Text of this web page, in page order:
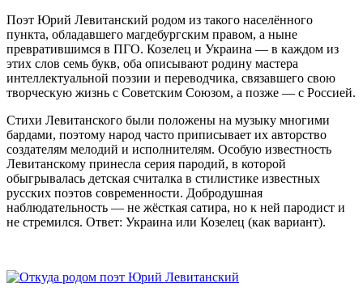
Поэт Юрий Левитанский родом из такого населённого
пункта, обладавшего магдебургским правом, а ныне
превратившимся в ПГО. Козелец и Украина — в каждом из
этих слов семь букв, оба описывают родину мастера
интеллектуальной поэзии и переводчика, связавшего свою
творческую жизнь с Советским Союзом, а позже — с Россией.
Стихи Левитанского были положены на музыку многими
бардами, поэтому народ часто приписывает их авторство
создателям мелодий и исполнителям. Особую известность
Левитанскому принесла серия пародий, в которой
обыгрывалась детская считалка в стилистике известных
русских поэтов современности. Добродушная
наблюдательность — не жёсткая сатира, но к ней пародист и
не стремился. Ответ: Украина или Козелец (как вариант).